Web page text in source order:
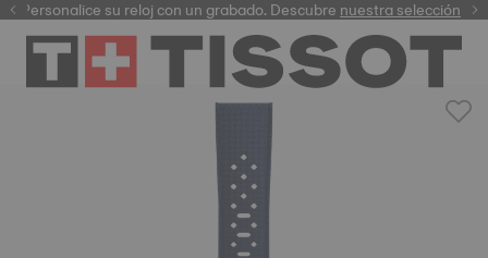
Personalice su reloj con un grabado. Descubrenuestra selección
garantía digital